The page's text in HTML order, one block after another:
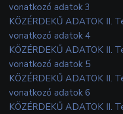
vonatkozó adatok 3
KÖZÉRDEKŰ ADATOK II.
vonatkozó adatok 4
KÖZÉRDEKŰ ADATOK II.
vonatkozó adatok 5
KÖZÉRDEKŰ ADATOK II.
vonatkozó adatok 6
KÖZÉRDEKŰ ADATOK II.